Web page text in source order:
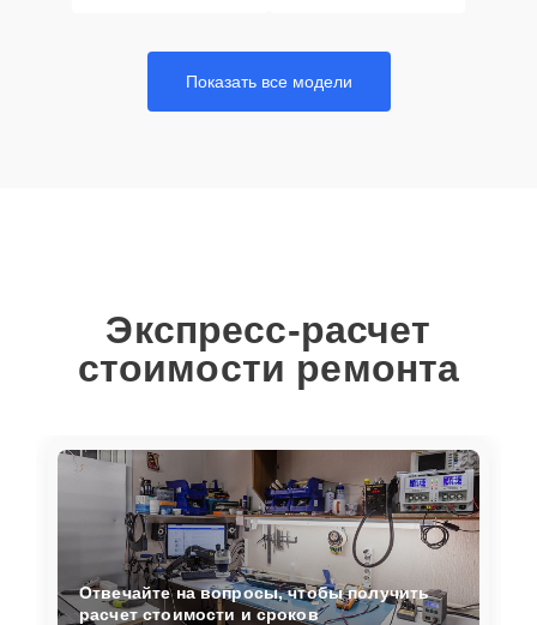
Показать все модели
Экспресс-расчет
стоимости ремонта
Отвечайте на вопросы, чтобы получить
расчет стоимости и сроков